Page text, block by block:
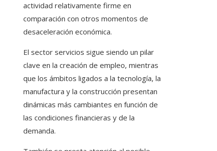
actividad relativamente firme en
comparación con otros momentos de
desaceleración económica.
El sector servicios sigue siendo un pilar
clave en la creación de empleo, mientras
que los ámbitos ligados a la tecnología, la
manufactura y la construcción presentan
dinámicas más cambiantes en función de
las condiciones financieras y de la
demanda.